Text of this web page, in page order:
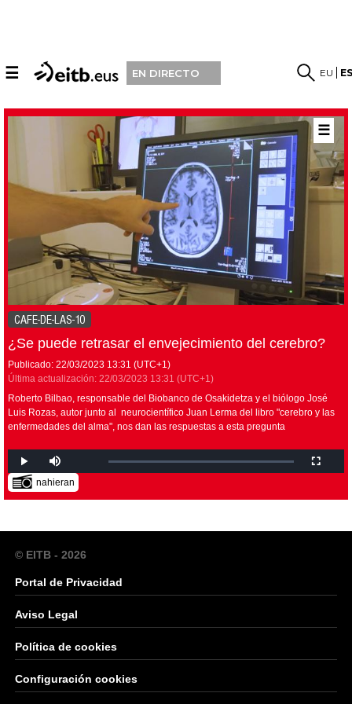
☰ EN DIRECTO EU
☰
CAFE-DE-LAS-10
¿Se puede retrasar el envejecimiento del cerebro?
Publicado: 22/03/2023 13:31 (UTC+1)
Última actualización: 22/03/2023 13:31 (UTC+1)
Roberto Bilbao, responsable del Biobanco de Osakidetza y el biólogo José
Luis Rozas, autor junto al neurocientífico Juan Lerma del libro "cerebro y las
enfermedades del alma", nos dan las respuestas a esta pregunta
nahieran
© EITB - 2026
Portal de Privacidad
Aviso Legal
Política de cookies
Configuración cookies